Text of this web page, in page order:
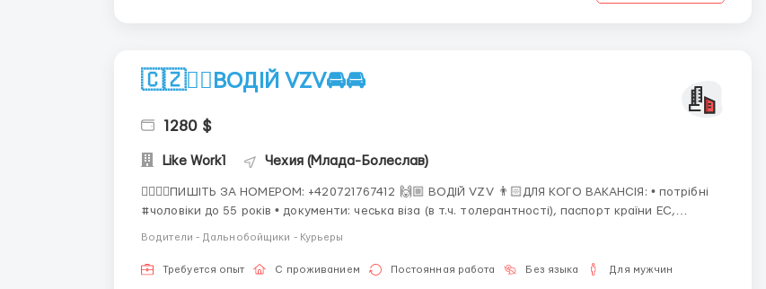
🇨🇿❤️‍🔥ВОДІЙ VZV🚘🚘
1280 $
Like Work1 Чехия (Млада-Болеслав)
❤️‍🔥📱📱ПИШІТЬ ЗА НОМЕРОМ: +420721767412 🙌🏼 ВОДІЙ VZV 👨🏻ДЛЯ КОГО ВАКАНСІЯ: • потрібні
#чоловіки до 55 років • документи: чеська віза (в т.ч. толерантності), паспорт країни ЕС,
Водители - Дальнобойщики - Курьеры
Требуется опыт С проживанием Постоянная работа Без языка Для мужчин